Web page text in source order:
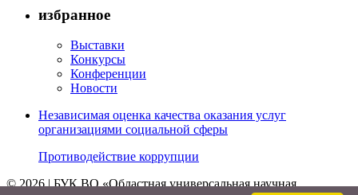
избранное
Выставки
Конкурсы
Конференции
Новости
Независимая оценка качества оказания услуг
организациями социальной сферы
Противодействие коррупции
© 2026 | БУК ВО «Областная универсальная научная